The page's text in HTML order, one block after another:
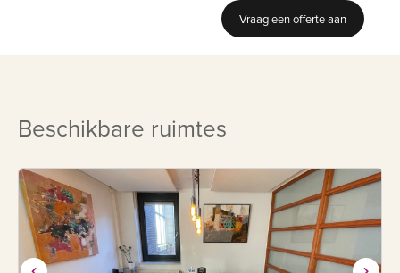
Vraag een offerte aan
Beschikbare ruimtes